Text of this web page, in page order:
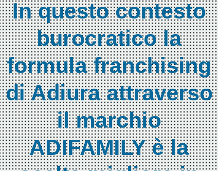
In questo contesto
burocratico la
formula franchising
di Adiura attraverso
il marchio
ADIFAMILY è la
Formula
Centro
Diurno
Formula
RSA
Ambulatorio
di
Prossimità